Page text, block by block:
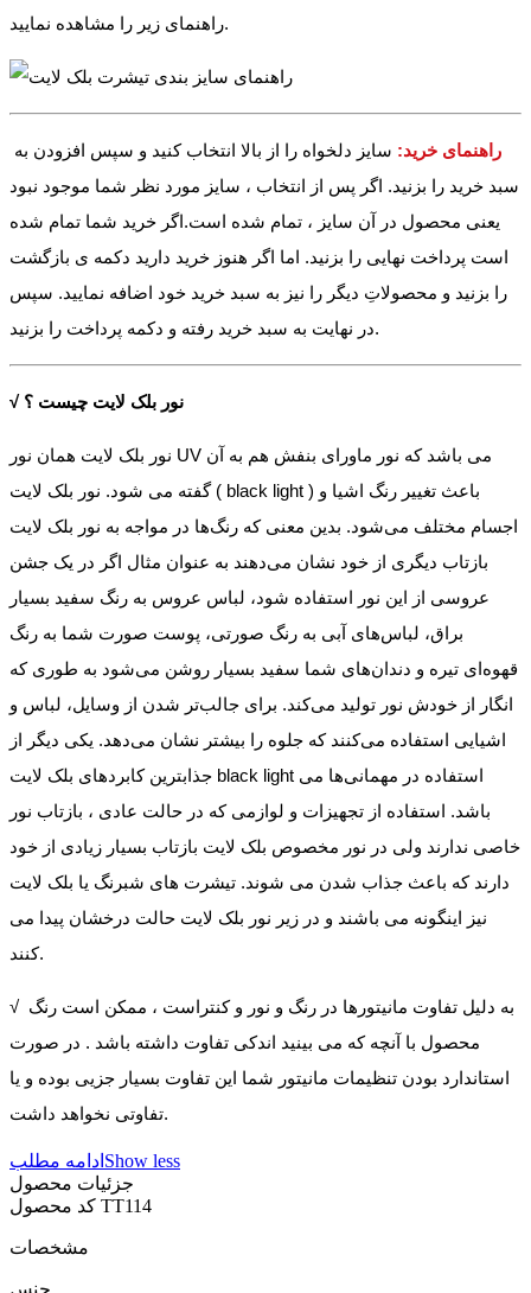
راهنمای زیر را مشاهده نمایید.
راهنمای خرید: سایز دلخواه را از بالا انتخاب کنید و سپس افزودن به
سبد خرید را بزنید. اگر پس از انتخاب ، سایز مورد نظر شما موجود نبود
یعنی محصول در آن سایز ، تمام شده است.اگر خرید شما تمام شده
است پرداخت نهایی را بزنید. اما اگر هنوز خرید دارید دکمه ی بازگشت
را بزنید و محصولاتِ دیگر را نیز به سبد خرید خود اضافه نمایید. سپس
در نهایت به سبد خرید رفته و دکمه پرداخت را بزنید.
√ نور بلک لایت چیست ؟
نور بلک لایت همان نور UV می باشد که نور ماورای بنفش هم به آن
گفته می شود. نور بلک لایت ( black light ) باعث تغییر رنگ اشیا و
اجسام مختلف می‌شود. بدین معنی که رنگ‌ها در مواجه به نور بلک لایت
بازتاب دیگری از خود نشان می‌دهند به عنوان مثال اگر در یک جشن
عروسی از این نور استفاده شود، لباس عروس به رنگ سفید بسیار
براق، لباس‌های آبی به رنگ صورتی، پوست صورت شما به رنگ
قهوه‌ای تیره و دندان‌های شما سفید بسیار روشن می‌شود به طوری که
انگار از خودش نور تولید می‌کند. برای جالب‌تر شدن از وسایل، لباس و
اشیایی استفاده می‌کنند که جلوه را بیشتر نشان می‌دهد. یکی دیگر از
جذابترین کابردهای بلک لایت black light استفاده در مهمانی‌ها می
باشد. استفاده از تجهیزات و لوازمی که در حالت عادی ، بازتاب نور
خاصی ندارند ولی در نور مخصوص بلک لایت بازتاب بسیار زیادی از خود
دارند که باعث جذاب شدن می شوند. تیشرت های شبرنگ یا بلک لایت
نیز اینگونه می باشند و در زیر نور بلک لایت حالت درخشان پیدا می
کنند.
√ به دلیل تفاوت مانیتورها در رنگ و نور و کنتراست ، ممکن است رنگ
محصول با آنچه که می بینید اندکی تفاوت داشته باشد . در صورت
استاندارد بودن تنظیمات مانیتور شما این تفاوت بسیار جزیی بوده و یا
تفاوتی نخواهد داشت.
ادامه مطلب Show less
جزئیات محصول
TT114
مشخصات